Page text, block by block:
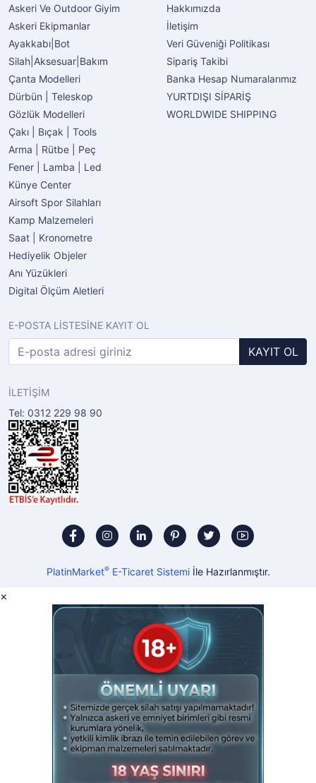
Askeri Ve Outdoor Giyim
Askeri Ekipmanlar
Ayakkabı|Bot
Silah|Aksesuar|Bakım
Çanta Modelleri
Dürbün | Teleskop
Gözlük Modelleri
Çakı | Bıçak | Tools
Arma | Rütbe | Peç
Fener | Lamba | Led
Künye Center
Airsoft Spor Silahları
Kamp Malzemeleri
Saat | Kronometre
Hediyelik Objeler
Anı Yüzükleri
Digital Ölçüm Aletleri
Hakkımızda
İletişim
Veri Güveniği Politikası
Sipariş Takibi
Banka Hesap Numaralarımız
YURTDIŞI SİPARİŞ
WORLDWIDE SHIPPING
E-POSTA LİSTESİNE KAYIT OL
KAYIT OL
İLETİŞİM
Tel: 0312 229 98 90
PlatinMarket®E-Ticaret Sistemiİle Hazırlanmıştır.
×